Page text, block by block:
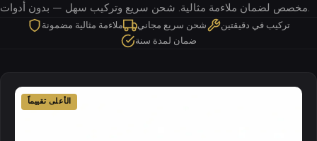
مخصص لضمان ملاءمة مثالية. شحن سريع وتركيب سهل — بدون أدوات.
ملاءمة مثالية مضمونة شحن سريع مجاني
تركيب في دقيقتين
ضمان لمدة سنة
الأعلى تقييماً